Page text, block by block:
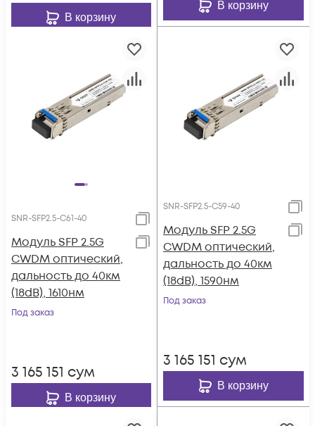
В корзину
В корзину
SNR-SFP2.5-C61-40
Модуль SFP 2.5G
CWDM оптический,
дальность до 40км
(18dB), 1610нм
Под заказ
3 165 151 сум
В корзину
SNR-SFP2.5-C59-40
Модуль SFP 2.5G
CWDM оптический,
дальность до 40км
(18dB), 1590нм
Под заказ
3 165 151 сум
В корзину